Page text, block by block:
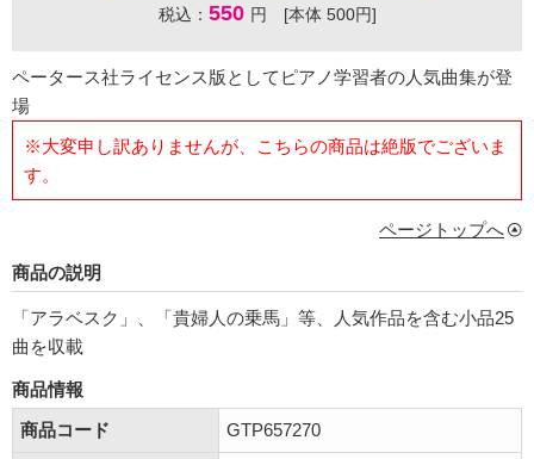
税込： 550 円 [本体 500円]
ペータース社ライセンス版としてピアノ学習者の人気曲集が登
場
※大変申し訳ありませんが、こちらの商品は絶版でございま
す。
ページトップへ
商品の説明
「アラベスク」、「貴婦人の乗馬」等、人気作品を含む小品25
曲を収載
商品情報
商品コード
GTP657270